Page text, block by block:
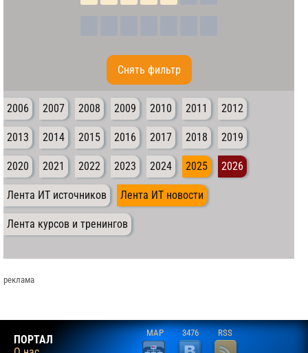
Cнять фильтр
2006 2007 2008 2009 2010 2011 2012
2013 2014 2015 2016 2017 2018 2019
2020 2021 2022 2023 2024 2025 2026
Лента ИТ источников Лента ИТ новости
Лента курсов и тренингов
реклама
ПОРТАЛ
MAP 3476 RSS